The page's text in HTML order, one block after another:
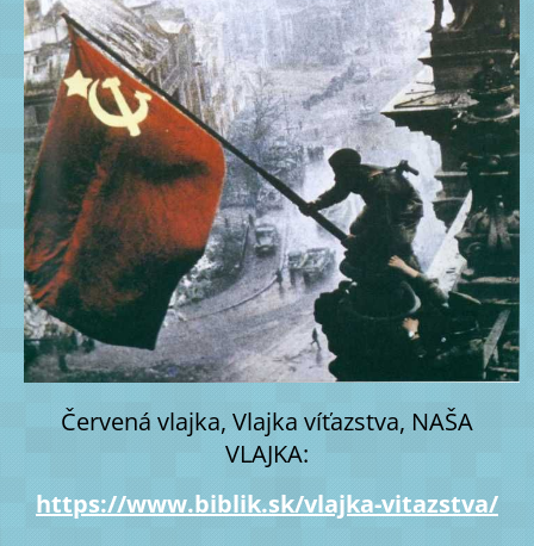
Červená vlajka, Vlajka víťazstva, NAŠA
VLAJKA:
https://www.biblik.sk/vlajka-vitazstva/